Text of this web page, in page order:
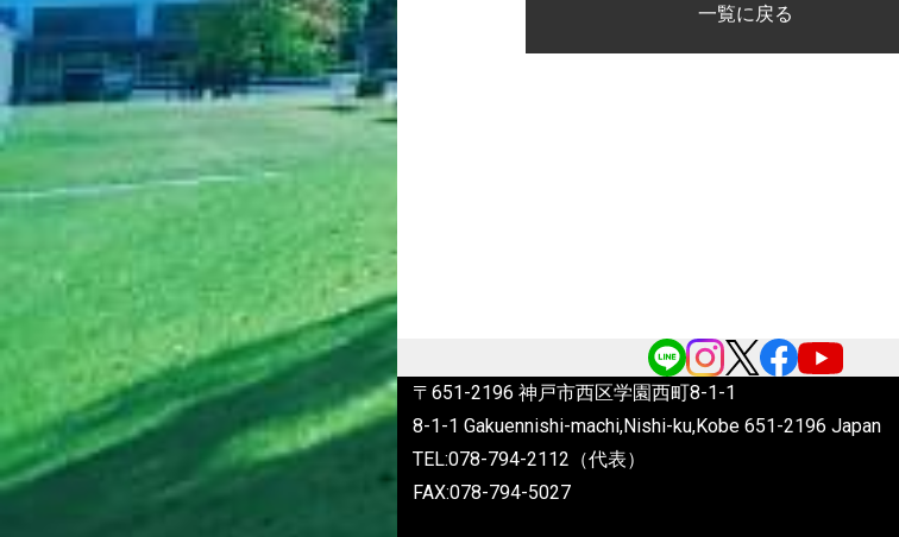
一覧に戻る
〒651-2196 神戸市西区学園西町8-1-1
8-1-1 Gakuennishi-machi,Nishi-ku,Kobe 651-2196 Japan
TEL:078-794-2112（代表）
FAX:078-794-5027